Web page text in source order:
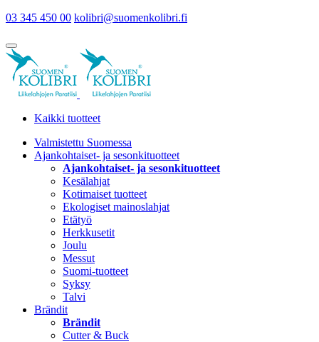
03 345 450 00 kolibri@suomenkolibri.fi
Kaikki tuotteet
Valmistettu Suomessa
Ajankohtaiset- ja sesonkituotteet
Ajankohtaiset- ja sesonkituotteet
Kesälahjat
Kotimaiset tuotteet
Ekologiset mainoslahjat
Etätyö
Herkkusetit
Joulu
Messut
Suomi-tuotteet
Syksy
Talvi
Brändit
Brändit
Cutter & Buck